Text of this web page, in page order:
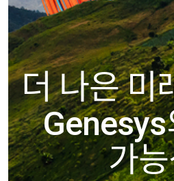
더 나은 미
Genesys
가